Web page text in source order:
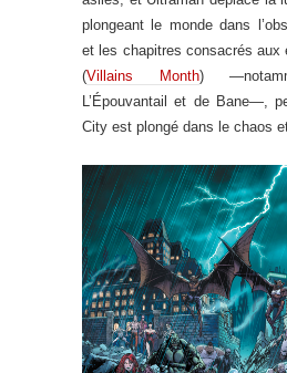
plongeant le monde dans
et les chapitres consacrés aux
(Villains Month)
L’Épouvantail et de Bane—,
City est plongé dans le chaos